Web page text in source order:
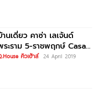
านเดี่ยว คาซ่า เลเจ้นด์
ระราม 5-ราชพฤกษ์ Casa
Rama 5-
คิวเฮ้าส์ 24 April 2019